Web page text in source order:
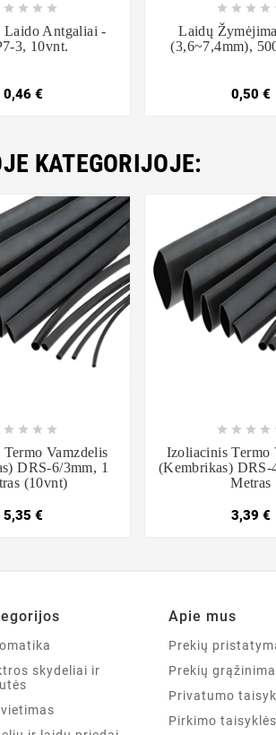
   
Laido Antgaliai -
3, 10vnt.
0,46 €

   
Laidų
(3,6~7,4mm),
0,50 €
KATEGORIJOJE:
   
Vamzdelis
DRS-6/3mm, 1
(10vnt)
5,35 €
   
Izoliacinis Termo
(kembrikas) DRS-
Metras
3,39 €
skydeliai ir
Apie mus
Prekių
Prekių
Privatumo
Pirkimo taisyklės